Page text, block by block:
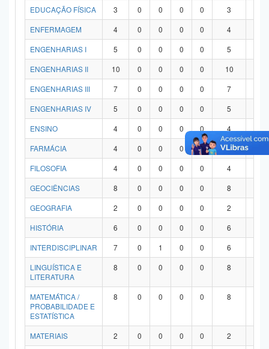
EDUCAÇÃO FÍSICA
3 0 0 0 0 3
ENFERMAGEM
4 0 0 0 0 4
ENGENHARIAS I
5 0 0 0 0 5
ENGENHARIAS II
10 0 0 0 0 10
ENGENHARIAS III
7 0 0 0 0 7
ENGENHARIAS IV
5 0 0 0 0 5
ENSINO
4 0 0 0 0 4
FARMÁCIA
4 0 0 0 0 4
FILOSOFIA
4 0 0 0 0 4
GEOCIÊNCIAS
8 0 0 0 0 8
GEOGRAFIA
2 0 0 0 0 2
HISTÓRIA
6 0 0 0 0 6
INTERDISCIPLINAR
7 0 1 0 0 6
LINGUÍSTICA E
LITERATURA
8 0 0 0 0 8
MATEMÁTICA /
PROBABILIDADE E
ESTATÍSTICA
8 0 0 0 0 8
MATERIAIS 2 0 0 0 0 2